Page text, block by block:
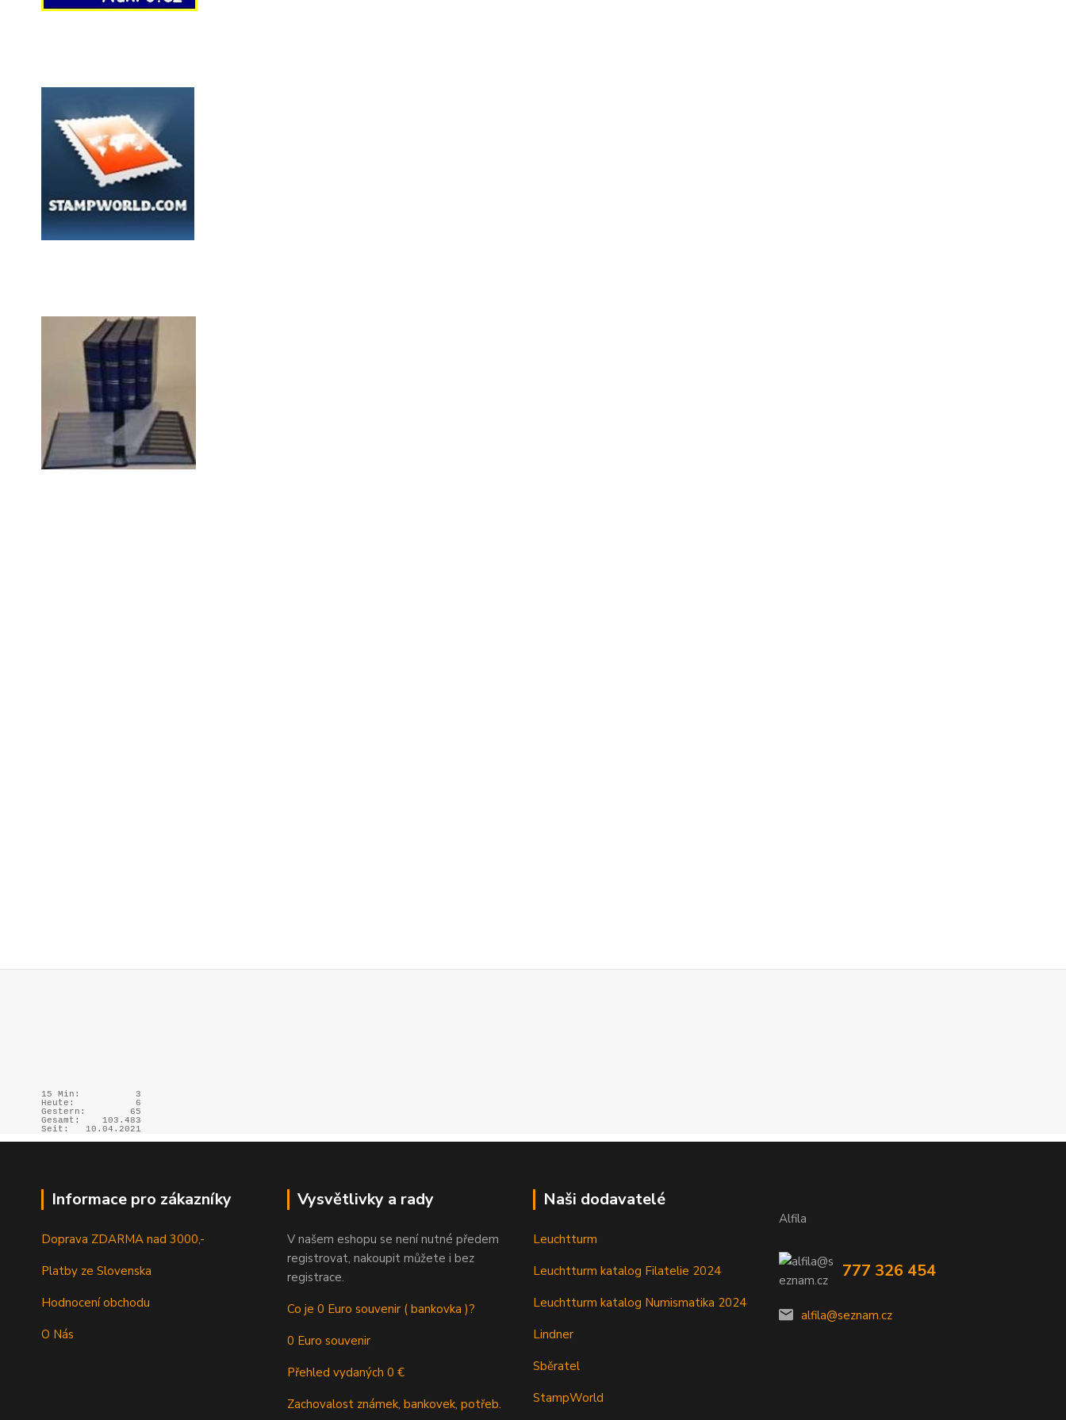
15 Min:
3
Heute:
6
Gestern:
65
Gesamt:
103.483
Seit:
10.04.2021
Informace pro zákazníky
Doprava ZDARMA nad 3000,-
Platby ze Slovenska
Hodnocení obchodu
O Nás
Vysvětlivky a rady
V našem eshopu se není nutné předem
registrovat, nakoupit můžete i bez
registrace.
Co je 0 Euro souvenir ( bankovka )?
0 Euro souvenir
Přehled vydaných 0 €
Zachovalost známek, bankovek, potřeb.
Naši dodavatelé
Leuchtturm
Leuchtturm katalog Filatelie 2024
Leuchtturm katalog Numismatika 2024
Lindner
Sběratel
StampWorld
Alfila
777 326 454
alfila@seznam.cz